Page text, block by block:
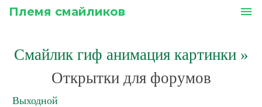
Племя смайликов menu
Смайлик гиф анимация картинки»
Открытки для форумов
Выходной